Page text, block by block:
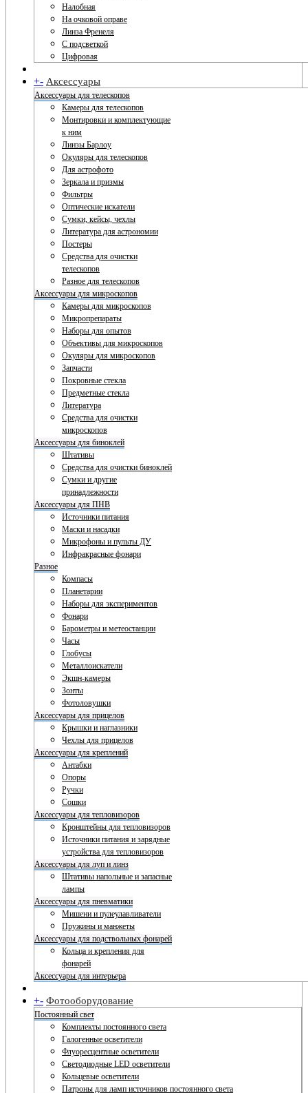
Налобная
На очковой оправе
Линза Френеля
С подсветкой
Цифровая
+- Аксессуары
Аксессуары для телескопов
Камеры для телескопов
Монтировки и комплектующие
к ним
Линзы Барлоу
Окуляры для телескопов
Для астрофото
Зеркала и призмы
Фильтры
Оптические искатели
Сумки, кейсы, чехлы
Литература для астрономии
Постеры
Средства для очистки
телескопов
Разное для телескопов
Аксессуары для микроскопов
Камеры для микроскопов
Микропрепараты
Наборы для опытов
Объективы для микроскопов
Окуляры для микроскопов
Запчасти
Покровные стекла
Предметные стекла
Литература
Средства для очистки
микроскопов
Аксессуары для биноклей
Штативы
Средства для очистки биноклей
Сумки и другие
принадлежности
Аксессуары для ПНВ
Источники питания
Маски и насадки
Микрофоны и пульты ДУ
Инфракрасные фонари
Разное
Компасы
Планетарии
Наборы для экспериментов
Фонари
Барометры и метеостанции
Часы
Глобусы
Металлоискатели
Экшн-камеры
Зонты
Фотоловушки
Аксессуары для прицелов
Крышки и наглазники
Чехлы для прицелов
Аксессуары для креплений
Антабки
Опоры
Ручки
Сошки
Аксессуары для тепловизоров
Кронштейны для тепловизоров
Источники питания и зарядные
устройства для тепловизоров
Аксессуары для луп и линз
Штативы напольные и запасные
лампы
Аксессуары для пневматики
Мишени и пулеулавливатели
Пружины и манжеты
Аксессуары для подствольных фонарей
Кольца и крепления для
фонарей
Аксессуары для интерьера
+- Фотооборудование
Постоянный свет
Комплекты постоянного света
Галогенные осветители
Флуоресцентные осветители
Светодиодные LED осветители
Кольцевые осветители
Патроны для ламп источников постоянного света